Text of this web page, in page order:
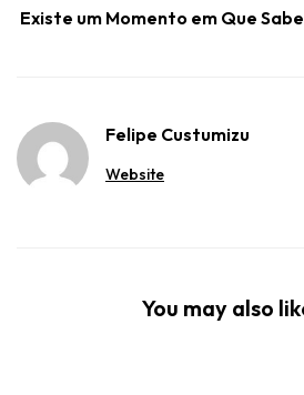
Existe um Momento em Que
Felipe Custumizu
Website
You may also